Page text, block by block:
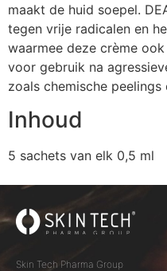
maakt de huid soepel.
tegen vrije radicalen en
waarmee deze crème
voor gebruik na
zoals chemische peelings
Inhoud
5 sachets van elk 0,5 ml
Skin Tech Pharma Group